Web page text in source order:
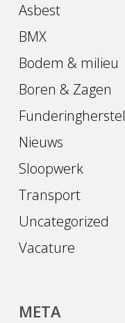
Asbest
BMX
Bodem & milieu
Boren & Zagen
Funderingherstel
Nieuws
Sloopwerk
Transport
Uncategorized
Vacature
META